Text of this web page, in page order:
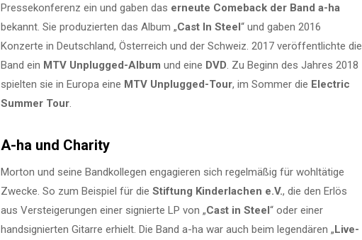
Pressekonferenz ein und gaben das erneute Comeback der Band a-ha
bekannt. Sie produzierten das Album „Cast In Steel “ und gaben 2016
Konzerte in Deutschland, Österreich und der Schweiz. 2017 veröffentlichte die
Band ein MTV Unplugged-Album und eine DVD. Zu Beginn des Jahres 2018
spielten sie in Europa eine MTV Unplugged-Tour, im Sommer die Electric
Summer Tour.
A-ha und Charity
Morton und seine Bandkollegen engagieren sich regelmäßig für wohltätige
Zwecke. So zum Beispiel für die Stiftung Kinderlachen e.V., die den Erlös
aus Versteigerungen einer signierte LP von „Cast in Steel “ oder einer
handsignierten Gitarre erhielt. Die Band a-ha war auch beim legendären „ Live-